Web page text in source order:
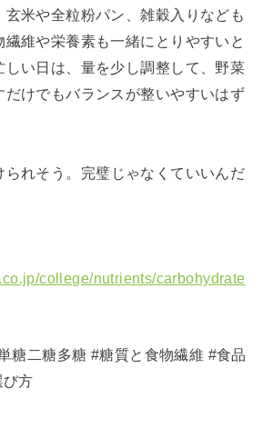
玄米や全粒粉パン、雑穀入りなども
維や栄養素も一緒にとりやすいと
しい日は、量を少し調整して、野菜
だけでもバランスが整いやすいはず
られそう。完璧じゃなくていいんだ
college/nutrients/carbohydrate
糖二糖多糖 #糖質と食物繊維 #食品
方